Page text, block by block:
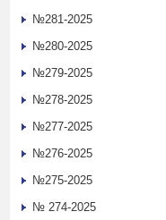
№281-2025
№280-2025
№279-2025
№278-2025
№277-2025
№276-2025
№275-2025
№ 274-2025